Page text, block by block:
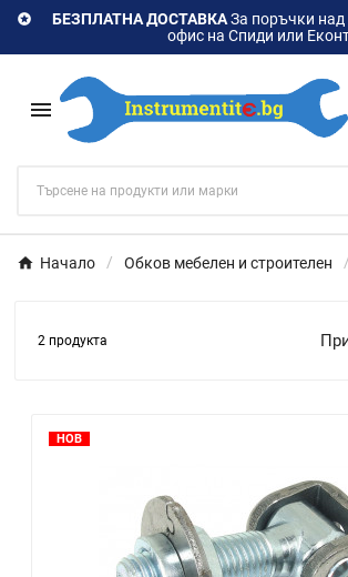
 БЕЗПЛАТНА ДОСТАВКАЗа поръчки над
офис на Спиди или

Начало Обков мебелен и строителен
2 продукта
НОВ